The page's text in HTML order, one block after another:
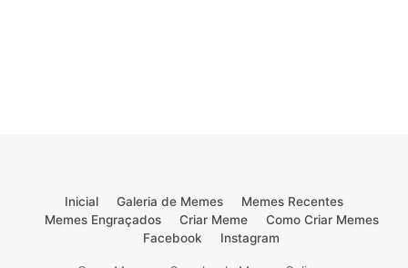
Inicial Galeria de Memes
Memes Recentes
Memes Engraçados
Criar Meme
Como Criar Memes
Facebook
Instagram